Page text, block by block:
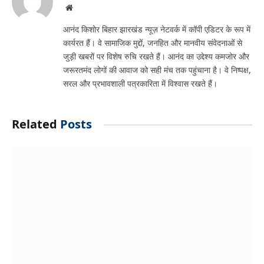
Website
आनंद किशोर बिहार झारखंड न्यूज़ नेटवर्क में कॉपी एडिटर के रूप में
कार्यरत हैं। वे सामाजिक मुद्दों, जनहित और मानवीय संवेदनाओं से
जुड़ी खबरों पर विशेष रुचि रखते हैं। आनंद का उद्देश्य कमजोर और
जरूरतमंद लोगों की आवाज को सही मंच तक पहुंचाना है। वे निष्पक्ष,
सरल और प्रभावशाली पत्रकारिता में विश्वास रखते हैं।
Related Posts